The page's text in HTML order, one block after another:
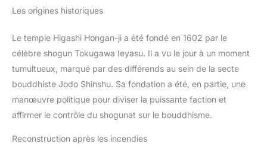
Les origines historiques
Le temple Higashi Hongan-ji a été fondé en 1602 par le
célèbre shogun Tokugawa Ieyasu. Il a vu le jour à un moment
tumultueux, marqué par des différends au sein de la secte
bouddhiste Jodo Shinshu. Sa fondation a été, en partie, une
manœuvre politique pour diviser la puissante faction et
affirmer le contrôle du shogunat sur le bouddhisme.
Reconstruction après les incendies